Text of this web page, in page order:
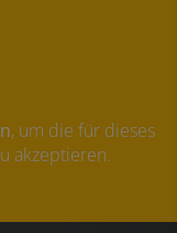
, um die für dieses
akzeptieren.